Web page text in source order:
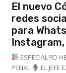
El nuevo
redes
para
Instagram,
ESPECIAL RD
PENAL
EL